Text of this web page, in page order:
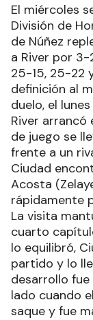
El miércoles
División de
de Núñez
a River por
25-15, 25-22
definición al
duelo, el
River arrancó
de juego se
frente a un
Ciudad
Acosta
rápidamente
La visita
cuarto
lo equilibró,
partido y lo
desarrollo
lado cuando
saque y fue